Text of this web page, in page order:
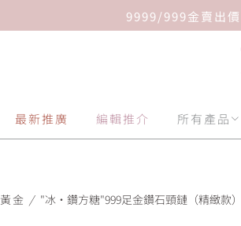
9999/999金賣出
最新推廣 編輯推介 所有產品
黃金 / "冰·鑽方糖"999足金鑽石頸鏈（精緻款